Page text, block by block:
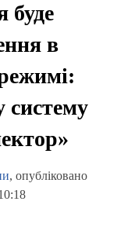
буде
в
систему
, опубліковано